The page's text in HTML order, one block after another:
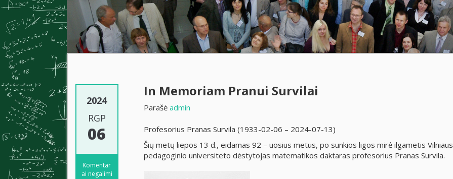
2024
RGP
06
Komentar
ai negalimi
In Memoriam Pranui Survilai
Parašė admin
Profesorius Pranas Survila (1933-02-06 – 2024-07-13)
Šių metų liepos 13 d., eidamas 92 – uosius metus, po sunkios ligos mirė ilgametis Vilniaus
pedagoginio universiteto dėstytojas matematikos daktaras profesorius Pranas Survila.